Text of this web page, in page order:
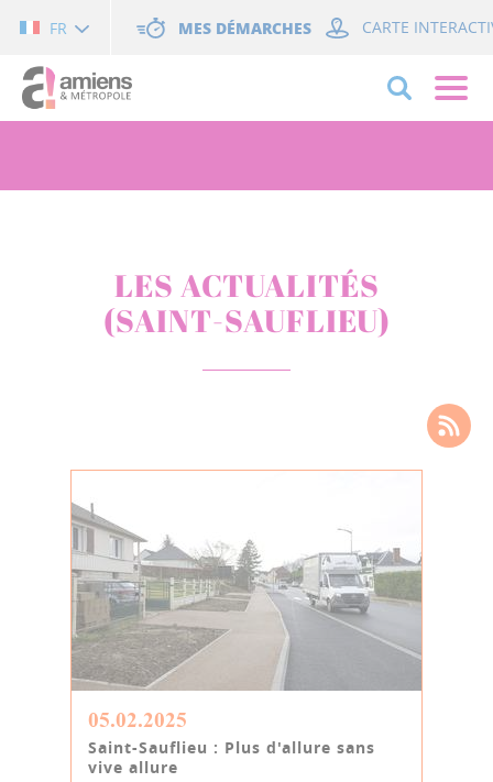
FR MES DÉMARCHES CARTE
LES ACTUALITÉS
(SAINT-SAUFLIEU)
05.02.2025
Saint-Sauflieu : Plus d'allure sans
vive allure